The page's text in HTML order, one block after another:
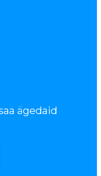
ägedaid